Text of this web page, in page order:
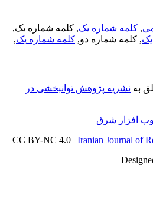
, کلمه شماره یک, کلمه شماره یک,
, کلمه شماره دو,کلمه شماره یک,
بهنشریه پژوهش توانبخشی در
افزار شرق
Iranian Journal of